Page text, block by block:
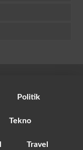
Politik
Tekno
Travel